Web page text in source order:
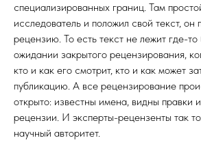
специализированных границ. Там
исследователь и положил свой текст, он
рецензию. То есть текст не лежит где-
ожидании закрытого рецензирования,
кто и как его смотрит, кто и как может
публикацию. А все рецензирование
открыто: известны имена, видны правки
рецензии. И эксперты-рецензенты так
научный авторитет.